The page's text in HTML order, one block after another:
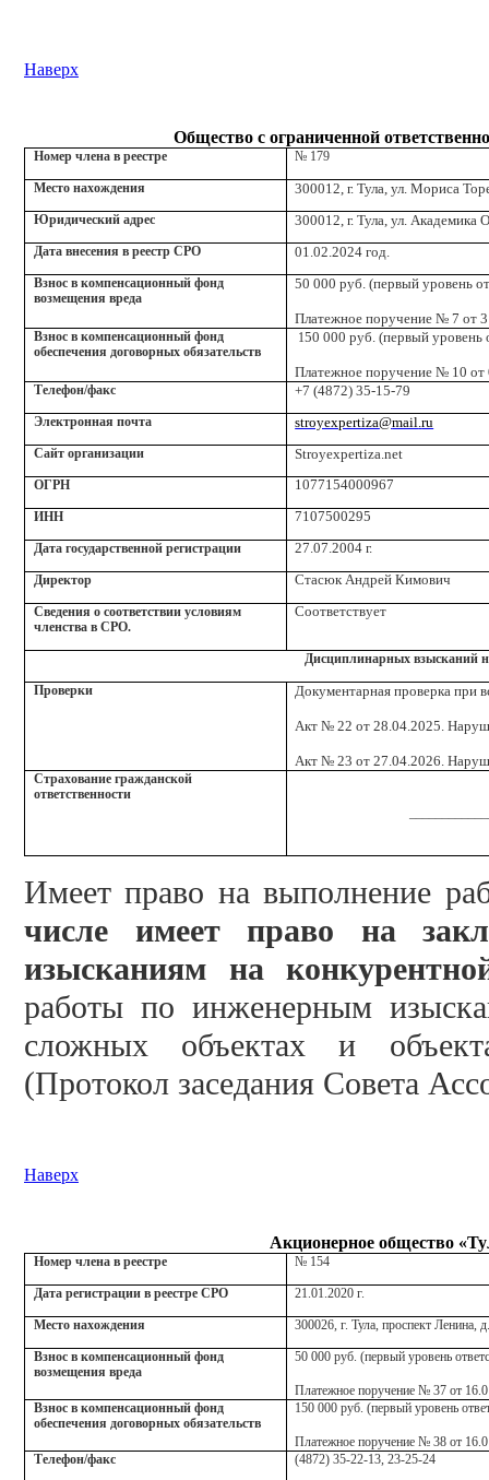
Наверх
Общество с ограниченной
Номер члена в реестре № 179
Место нахождения 300012, г. Тула, ул. Мориса
Юридический адрес 300012, г. Тула, ул. Академика
Дата внесения в реестр СРО 01.02.2024 год.
Взнос в компенсационный фонд
возмещения вреда
50 000 руб. (первый уровень
Платежное поручение № 7 от
Взнос в компенсационный фонд
обеспечения договорных обязательств
150 000 руб. (первый уровень
Платежное поручение № 10 от
Телефон/факс +7 (4872) 35-15-79
Электронная почта stroyexpertiza@mail.ru
Сайт организации Stroyexpertiza.net
ОГРН 1077154000967
ИНН 7107500295
Дата государственной регистрации 27.07.2004 г.
Директор Стасюк Андрей Кимович
Сведения о соответствии условиям
членства в СРО.
Соответствует
Дисциплинарных взысканий
Проверки Документарная проверка при
Акт № 22 от 28.04.2025.
Акт № 23 от 27.04.2026.
Страхование гражданской
ответственности
Имеет право на выполнение
числе имеет право на
изысканиям на
работы по инженерным
сложных объектах и
(Протокол заседания Совета
Наверх
Акционерное общество
Номер члена в реестре № 154
Дата регистрации в реестре СРО 21.01.2020 г.
Место нахождения 300026, г. Тула, проспект Ленина,
Взнос в компенсационный фонд
возмещения вреда
50 000 руб. (первый уровень
Платежное поручение № 37 от
Взнос в компенсационный фонд
обеспечения договорных обязательств
150 000 руб. (первый уровень
Платежное поручение № 38 от
Телефон/факс
(4872) 35-22-13, 23-25-24